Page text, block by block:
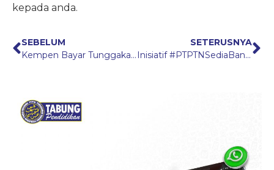
kepada anda.
SEBELUM
Kempen Bayar Tunggakan Serendah RM300*
SETERUSNYA
Inisiatif #PTPTNSediaBantu